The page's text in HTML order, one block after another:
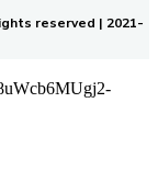
reserved | 2021-